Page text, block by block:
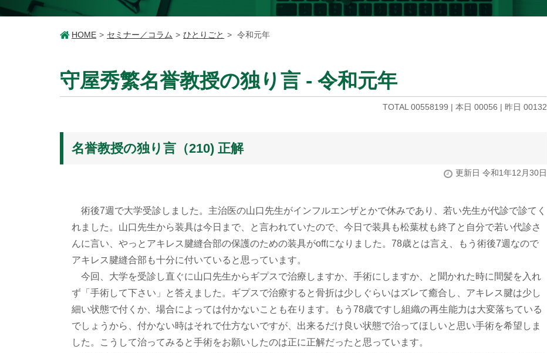
HOME セミナー／コラム ひとりごと 令和元年
守屋秀繁名誉教授の独り言 - 令和元年
TOTAL 00558199 | 本日 00056 | 昨日 00132
名誉教授の独り言（210) 正解
更新日 令和1年12月30日
術後7週で大学受診しました。主治医の山口先生がインフルエンザとかで休みであり、若い先生が代診で診てく
れました。山口先生から装具は今日まで、と言われていたので、今日で装具も松葉杖も終了と自分で若い代診さ
んに言い、やっとアキレス腱縫合部の保護のための装具がoffになりました。78歳とは言え、もう術後7週なので
アキレス腱縫合部も十分に付いていると思っています。
今回、大学を受診し直ぐに山口先生からギプスで治療しますか、手術にしますか、と聞かれた時に間髪を入れ
ず「手術して下さい」と答えました。ギプスで治療すると骨折は少しぐらいはズレて癒合し、アキレス腱は少し
細い状態で付くか、場合によっては付かないことも在ります。もう78歳ですし組織の再生能力は大変落ちている
でしょうから、付かない時はそれで仕方ないですが、出来るだけ良い状態で治ってほしいと思い手術を希望しま
した。こうして治ってみると手術をお願いしたのは正に正解だったと思っています。